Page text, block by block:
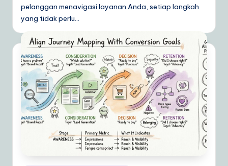
pelanggan menavigasi layanan Anda, setiap langkah
yang tidak perlu…